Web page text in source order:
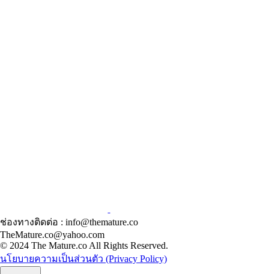
ช่องทางติดต่อ : info@themature.co
TheMature.co@yahoo.com
© 2024 The Mature.co All Rights Reserved.
นโยบายความเป็นส่วนตัว (Privacy Policy)